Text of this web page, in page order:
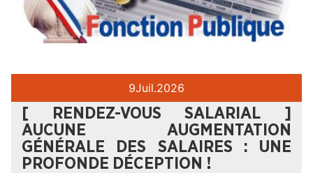
9Juil.2026
[ RENDEZ-VOUS SALARIAL ]
AUCUNE AUGMENTATION
GÉNÉRALE DES SALAIRES : UNE
PROFONDE DÉCEPTION !